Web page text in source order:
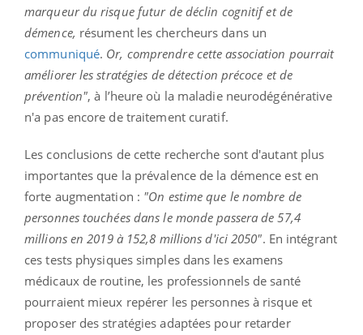
marqueur du risque futur de déclin cognitif et de
démence, résument les chercheurs dans un
communiqué. Or, comprendre cette association pourrait
améliorer les stratégies de détection précoce et de
prévention", à l’heure où la maladie neurodégénérative
n'a pas encore de traitement curatif.
Les conclusions de cette recherche sont d'autant plus
importantes que la prévalence de la démence est en
forte augmentation : "On estime que le nombre de
personnes touchées dans le monde passera de 57,4
millions en 2019 à 152,8 millions d'ici 2050". En intégrant
ces tests physiques simples dans les examens
médicaux de routine, les professionnels de santé
pourraient mieux repérer les personnes à risque et
proposer des stratégies adaptées pour retarder